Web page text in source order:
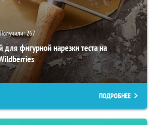
Получили:267
фигурной нарезки теста на
ПОДРОБНЕЕ